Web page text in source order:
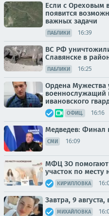
Если с Ореховым
появится
важных задачи
ПАБЛИКИ 16:39
ВС РФ
Славянске в
ПАБЛИКИ 16:25
Ордена Мужества
военнослужащий
ивановского
ОФИЦ. 16:16
Медведев: Финал
СМИ 16:09
МФЦ ЗО помогают
участок по месту
КИРИЛЛОВКА
Завтра, 9
МИХАЙЛОВКА